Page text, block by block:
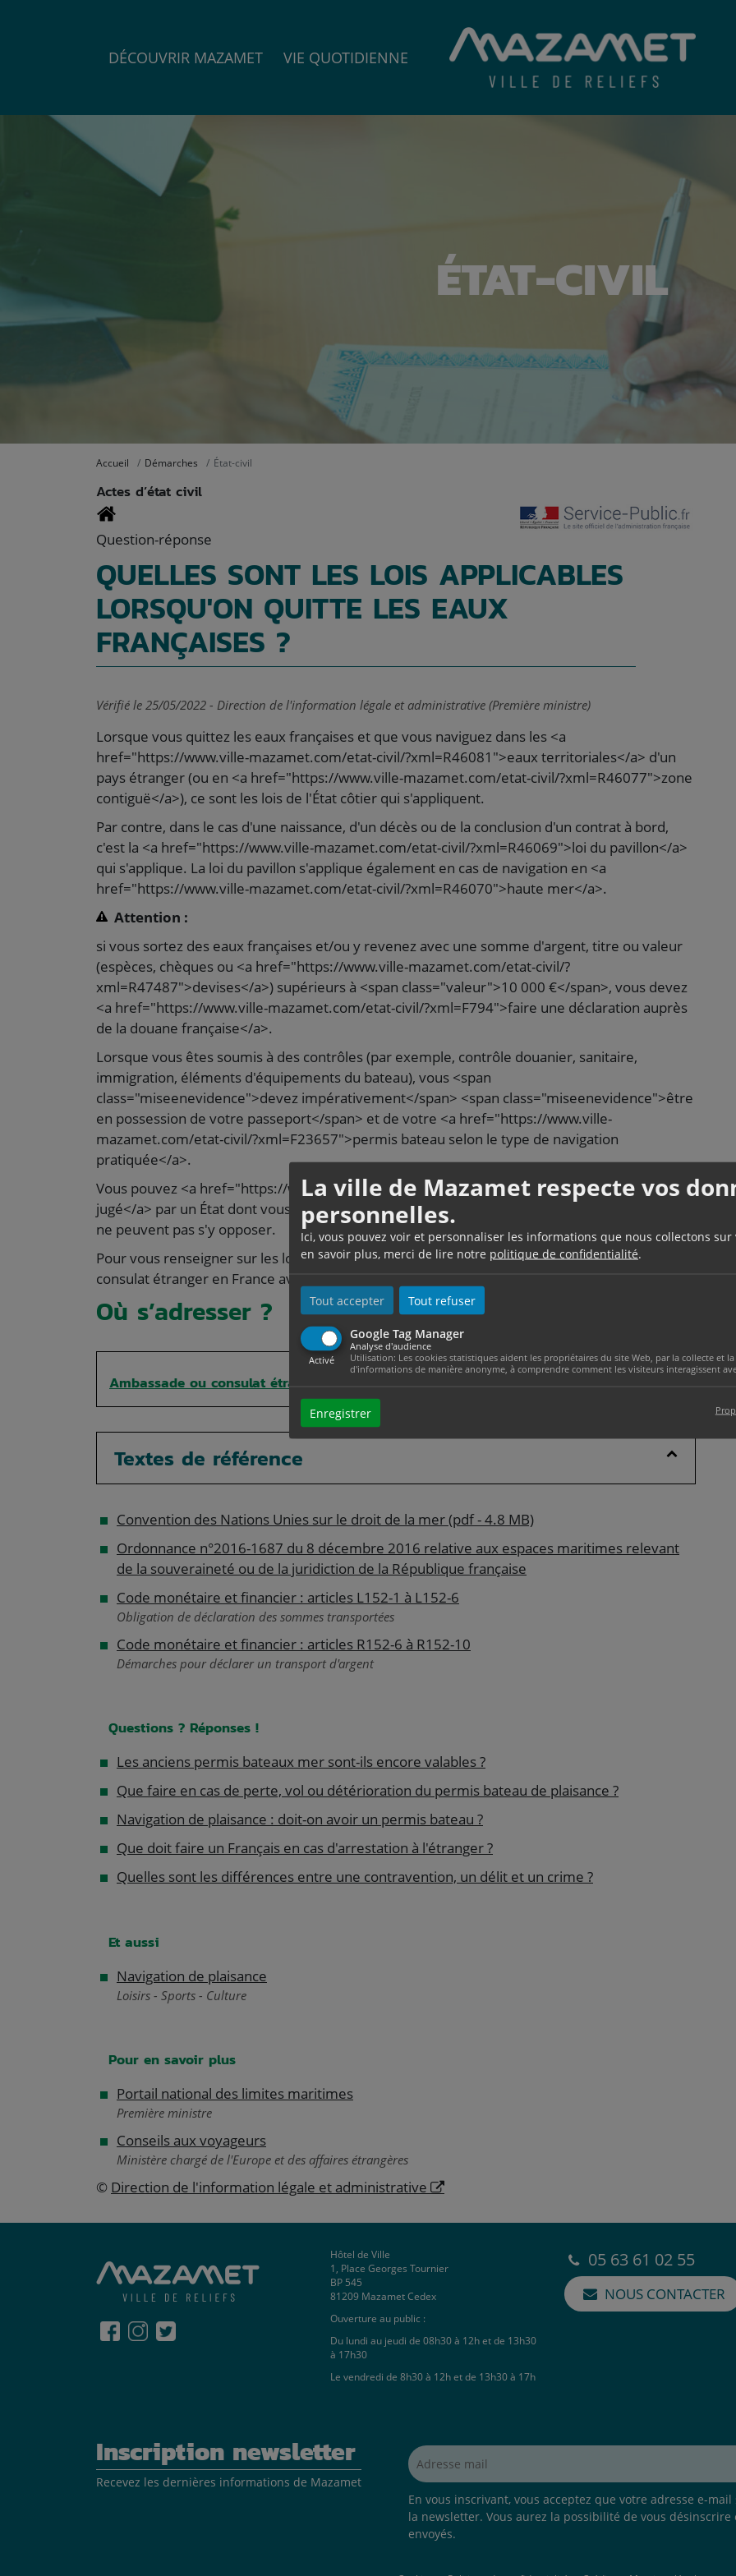
La ville de Mazamet respecte vos
personnelles.
Ici, vous pouvez voir et personnaliser les informations que nous collectons
en savoir plus, merci de lire notre politique de confidentialité.
Tout accepter Tout refuser
Google Tag Manager
Activé
Analyse d'audience
Utilisation: Les cookies statistiques aident les propriétaires du site Web, par la collecte et
d'informations de manière anonyme, à comprendre comment les visiteurs interagissent
Enregistrer
DÉCOUVRIR MAZAMET VIE QUOTIDIENNE
ÉTAT-CIVIL
Accueil Démarches État-civil
Actes d’état civil
Question-réponse
QUELLES SONT LES LOIS APPLICABLES
LORSQU'ON QUITTE LES EAUX
FRANÇAISES ?
Vérifié le 25/05/2022 - Direction de l'information légale et administrative (Première ministre)
Lorsque vous quittez les eaux françaises et que vous naviguez dans les <a
href="https://www.ville-mazamet.com/etat-civil/?xml=R46081">eaux territoriales</a> d'un
pays étranger (ou en <a href="https://www.ville-mazamet.com/etat-civil/?xml=R46077">zone
contiguë</a>), ce sont les lois de l'État côtier qui s'appliquent.
Par contre, dans le cas d'une naissance, d'un décès ou de la conclusion d'un contrat à bord,
c'est la <a href="https://www.ville-mazamet.com/etat-civil/?xml=R46069">loi du pavillon</a>
qui s'applique. La loi du pavillon s'applique également en cas de navigation en <a
href="https://www.ville-mazamet.com/etat-civil/?xml=R46070">haute mer</a>.
Attention :
si vous sortez des eaux françaises et/ou y revenez avec une somme d'argent, titre ou valeur
(espèces, chèques ou <a href="https://www.ville-mazamet.com/etat-civil/?
xml=R47487">devises</a>) supérieurs à <span class="valeur">10 000 €</span>, vous devez
<a href="https://www.ville-mazamet.com/etat-civil/?xml=F794">faire une déclaration auprès
de la douane française</a>.
Lorsque vous êtes soumis à des contrôles (par exemple, contrôle douanier, sanitaire,
immigration, éléments d'équipements du bateau), vous <span
class="miseenevidence">devez impérativement</span> <span class="miseenevidence">être
en possession de votre passeport</span> et de votre <a href="https://www.ville-
mazamet.com/etat-civil/?xml=F23657">permis bateau selon le type de navigation
pratiquée</a>.
Vous pouvez <a href="https://www.ville-mazamet.com/etat-civil/?xml=F1512">être arrêté et
jugé</a> par un État dont vous n'avez pas la nationalité. Les autorités consulaires françaises
ne peuvent pas s'y opposer.
Pour vous renseigner sur les lois en vigueur de l’État côtier, il faut contacter l’ambassade ou le
consulat étranger en France avant votre départ.
Où s’adresser ?
Ambassade ou consulat étranger en France
Textes de référence
Convention des Nations Unies sur le droit de la mer (pdf - 4.8 MB)
Ordonnance n°2016-1687 du 8 décembre 2016 relative aux espaces maritimes relevant
de la souveraineté ou de la juridiction de la République française
Code monétaire et financier : articles L152-1 à L152-6
Obligation de déclaration des sommes transportées
Code monétaire et financier : articles R152-6 à R152-10
Démarches pour déclarer un transport d'argent
Questions ? Réponses !
Les anciens permis bateaux mer sont-ils encore valables ?
Que faire en cas de perte, vol ou détérioration du permis bateau de plaisance ?
Navigation de plaisance : doit-on avoir un permis bateau ?
Que doit faire un Français en cas d'arrestation à l'étranger ?
Quelles sont les différences entre une contravention, un délit et un crime ?
Et aussi
Navigation de plaisance
Loisirs - Sports - Culture
Pour en savoir plus
Portail national des limites maritimes
Première ministre
Conseils aux voyageurs
Ministère chargé de l'Europe et des affaires étrangères
© Direction de l'information légale et administrative
Hôtel de Ville
1, Place Georges Tournier
BP 545
81209 Mazamet Cedex
Ouverture au public :
Du lundi au jeudi de 08h30 à 12h et de 13h30
à 17h30
Le vendredi de 8h30 à 12h et de 13h30 à 17h
05 63 61 02 55
NOUS CONTACTER
Inscription newsletter
Recevez les dernières informations de Mazamet
Adresse mail*
En vous inscrivant, vous acceptez que votre adresse e-
la newsletter. Vous aurez la possibilité de vous
envoyés.